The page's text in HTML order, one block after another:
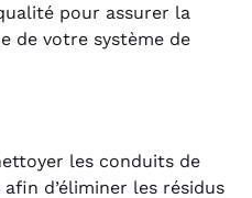
pour assurer la
de votre système de
les conduits de
d’éliminer les résidus